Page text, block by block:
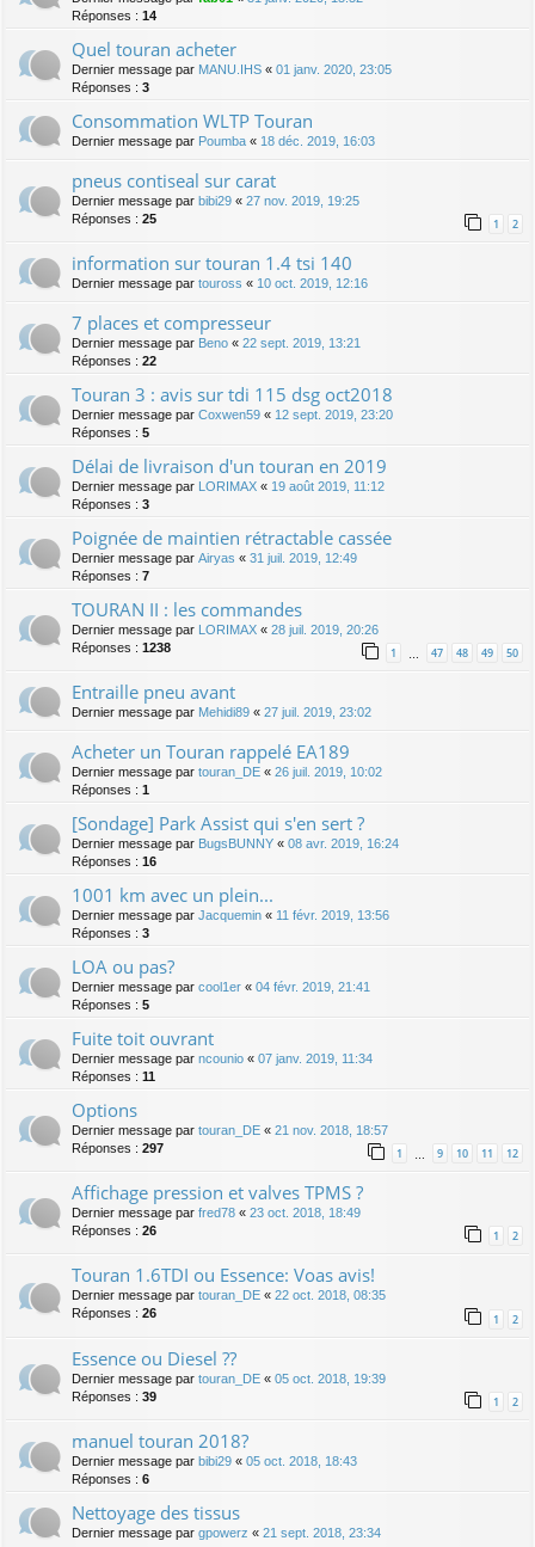
Réponses : 14
Quel touran acheter
Dernier message par MANU.IHS « 01 janv. 2020, 23:05
Réponses : 3
Consommation WLTP Touran
Dernier message par Poumba « 18 déc. 2019, 16:03
pneus contiseal sur carat
Dernier message par bibi29 « 27 nov. 2019, 19:25
Réponses : 25 1 2
information sur touran 1.4 tsi 140
Dernier message par touross « 10 oct. 2019, 12:16
7 places et compresseur
Dernier message par Beno « 22 sept. 2019, 13:21
Réponses : 22
Touran 3 : avis sur tdi 115 dsg oct2018
Dernier message par Coxwen59 « 12 sept. 2019, 23:20
Réponses : 5
Délai de livraison d'un touran en 2019
Dernier message par LORIMAX « 19 août 2019, 11:12
Réponses : 3
Poignée de maintien rétractable cassée
Dernier message par Airyas « 31 juil. 2019, 12:49
Réponses : 7
TOURAN II : les commandes
Dernier message par LORIMAX « 28 juil. 2019, 20:26
Réponses : 1238 1 … 47 48 49 50
Entraille pneu avant
Dernier message par Mehidi89 « 27 juil. 2019, 23:02
Acheter un Touran rappelé EA189
Dernier message par touran_DE « 26 juil. 2019, 10:02
Réponses : 1
[Sondage] Park Assist qui s'en sert ?
Dernier message par BugsBUNNY « 08 avr. 2019, 16:24
Réponses : 16
1001 km avec un plein...
Dernier message par Jacquemin « 11 févr. 2019, 13:56
Réponses : 3
LOA ou pas?
Dernier message par cool1er « 04 févr. 2019, 21:41
Réponses : 5
Fuite toit ouvrant
Dernier message par ncounio « 07 janv. 2019, 11:34
Réponses : 11
Options
Dernier message par touran_DE « 21 nov. 2018, 18:57
Réponses : 297 1 … 9 10 11 12
Affichage pression et valves TPMS ?
Dernier message par fred78 « 23 oct. 2018, 18:49
Réponses : 26 1 2
Touran 1.6TDI ou Essence: Voas avis!
Dernier message par touran_DE « 22 oct. 2018, 08:35
Réponses : 26 1 2
Essence ou Diesel ??
Dernier message par touran_DE « 05 oct. 2018, 19:39
Réponses : 39 1 2
manuel touran 2018?
Dernier message par bibi29 « 05 oct. 2018, 18:43
Réponses : 6
Nettoyage des tissus
Dernier message par gpowerz « 21 sept. 2018, 23:34